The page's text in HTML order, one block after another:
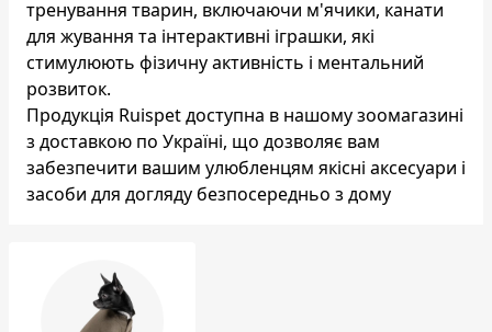
тренування тварин, включаючи м'ячики, канати
для жування та інтерактивні іграшки, які
стимулюють фізичну активність і ментальний
розвиток.
Продукція Ruispet доступна в нашому зоомагазині
з доставкою по Україні, що дозволяє вам
забезпечити вашим улюбленцям якісні аксесуари і
засоби для догляду безпосередньо з дому